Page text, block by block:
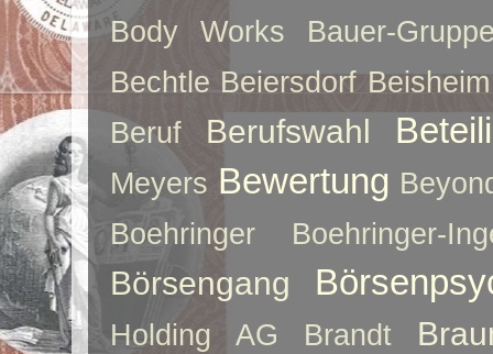
Body Works
Bauer-
Bechtle Beiersdorf Beisheim
Beruf
Berufswahl
Meyers Bewertung
Boehringer
Boehringer-
Börsengang
Holding AG Brandt